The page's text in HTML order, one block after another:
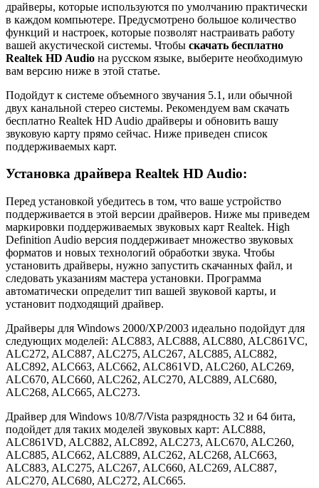
драйверы, которые используются по умолчанию практически
в каждом компьютере. Предусмотрено большое количество
функций и настроек, которые позволят настраивать работу
вашей акустической системы. Чтобы скачать бесплатно
Realtek HD Audio на русском языке, выберите необходимую
вам версию ниже в этой статье.
Подойдут к системе объемного звучания 5.1, или обычной
двух канальной стерео системы. Рекомендуем вам скачать
бесплатно Realtek HD Audio драйверы и обновить вашу
звуковую карту прямо сейчас. Ниже приведен список
поддерживаемых карт.
Установка драйвера Realtek HD Audio:
Перед установкой убедитесь в том, что ваше устройство
поддерживается в этой версии драйверов. Ниже мы приведем
маркировки поддерживаемых звуковых карт Realtek. High
Definition Audio версия поддерживает множество звуковых
форматов и новых технологий обработки звука. Чтобы
установить драйверы, нужно запустить скачанных файл, и
следовать указаниям мастера установки. Программа
автоматически определит тип вашей звуковой карты, и
установит подходящий драйвер.
Драйверы для Windows 2000/XP/2003 идеально подойдут для
следующих моделей: ALC883, ALC888, ALC880, ALC861VC,
ALC272, ALC887, ALC275, ALC267, ALC885, ALC882,
ALC892, ALC663, ALC662, ALC861VD, ALC260, ALC269,
ALC670, ALC660, ALC262, ALC270, ALC889, ALC680,
ALC268, ALC665, ALC273.
Драйвер для Windows 10/8/7/Vista разрядность 32 и 64 бита,
подойдет для таких моделей звуковых карт: ALC888,
ALC861VD, ALC882, ALC892, ALC273, ALC670, ALC260,
ALC885, ALC662, ALC889, ALC262, ALC268, ALC663,
ALC883, ALC275, ALC267, ALC660, ALC269, ALC887,
ALC270, ALC680, ALC272, ALC665.